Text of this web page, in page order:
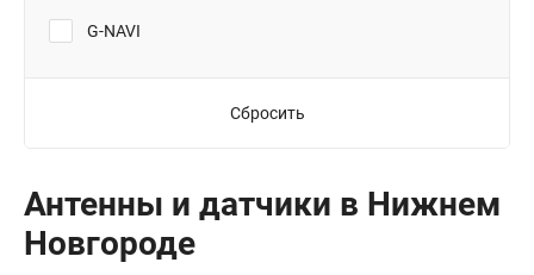
G-NAVI
Сбросить
Антенны и датчики в Нижнем
Новгороде